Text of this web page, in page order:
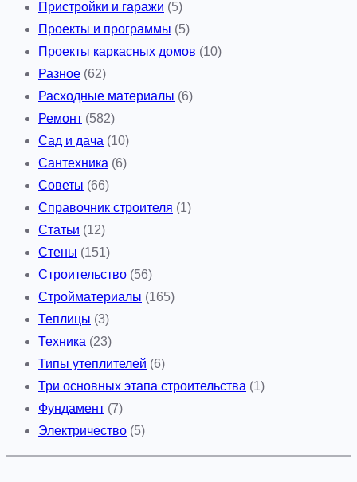
Пристройки и гаражи (5)
Проекты и программы (5)
Проекты каркасных домов (10)
Разное (62)
Расходные материалы (6)
Ремонт (582)
Сад и дача (10)
Сантехника (6)
Советы (66)
Справочник строителя (1)
Статьи (12)
Стены (151)
Строительство (56)
Стройматериалы (165)
Теплицы (3)
Техника (23)
Типы утеплителей (6)
Три основных этапа строительства (1)
Фундамент (7)
Электричество (5)